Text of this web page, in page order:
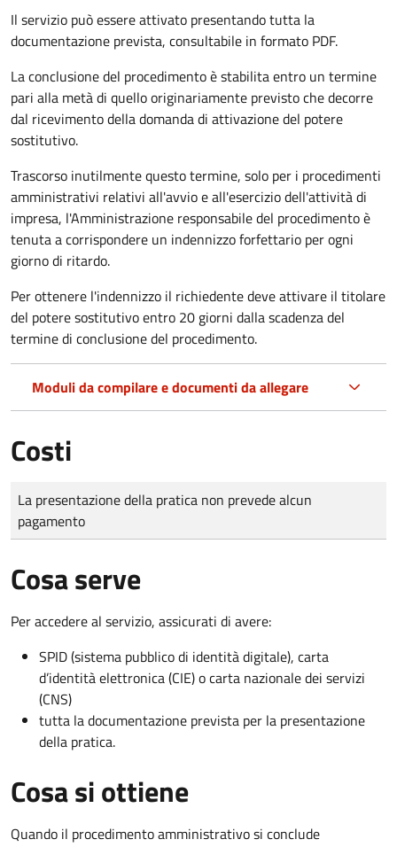
Il servizio può essere attivato presentando tutta la
documentazione prevista, consultabile in formato PDF.
La conclusione del procedimento è stabilita entro un termine
pari alla metà di quello originariamente previsto che decorre
dal ricevimento della domanda di attivazione del potere
sostitutivo.
Trascorso inutilmente questo termine, solo per i procedimenti
amministrativi relativi all'avvio e all'esercizio dell'attività di
impresa, l'Amministrazione responsabile del procedimento è
tenuta a corrispondere un indennizzo forfettario per ogni
giorno di ritardo.
Per ottenere l'indennizzo il richiedente deve attivare il titolare
del potere sostitutivo entro 20 giorni dalla scadenza del
termine di conclusione del procedimento.
Moduli da compilare e documenti da allegare
Costi
Tipo di pagamento
Importo
La presentazione della pratica non prevede alcun
pagamento
Cosa serve
Per accedere al servizio, assicurati di avere:
SPID (sistema pubblico di identità digitale), carta
d’identità elettronica (CIE) o carta nazionale dei servizi
(CNS)
tutta la documentazione prevista per la presentazione
della pratica.
Cosa si ottiene
Quando il procedimento amministrativo si conclude